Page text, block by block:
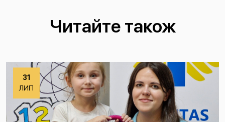
Читайте також
31
ЛИП